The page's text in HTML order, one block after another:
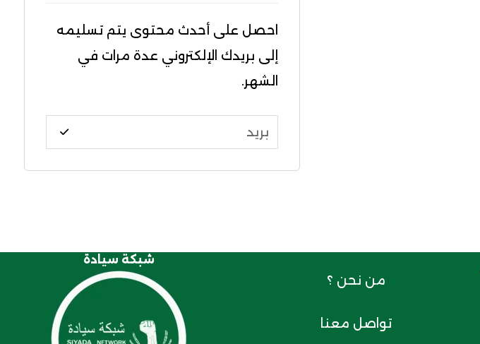
احصل على أحدث محتوى يتم تسليمه
إلى بريدك الإلكتروني عدة مرات في
الشهر.
من نحن ؟
تواصل معنا
شبكة سيادة